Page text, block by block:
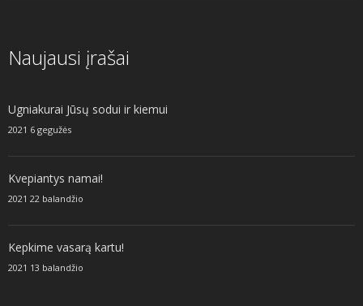
Naujausi įrašai
Ugniakurai Jūsų sodui ir kiemui
2021 6 gegužės
Kvepiantys namai!
2021 22 balandžio
Kepkime vasarą kartu!
2021 13 balandžio